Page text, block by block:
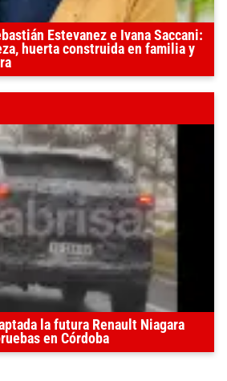
Estevanez e Ivana Saccani:
huerta construida en familia y
la futura Renault Niagara
en Córdoba